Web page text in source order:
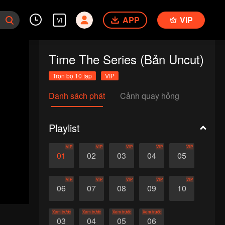
VI APP VIP
Time The Series (Bản Uncut)
Trọn bộ 10 tập VIP
Danh sách phát Cảnh quay hỏng
Playlist
01
VIP
02
VIP
03
VIP
04
VIP
05
VIP
06
VIP
07
VIP
08
VIP
09
VIP
10
VIP
03
Xem trước
04
Xem trước
05
Xem trước
06
Xem trước